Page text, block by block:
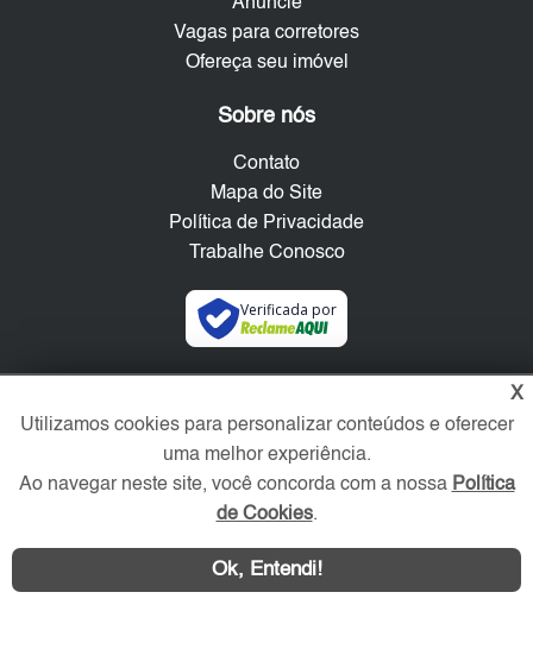
Anuncie
Vagas para corretores
Ofereça seu imóvel
Sobre nós
Contato
Mapa do Site
Política de Privacidade
Trabalhe Conosco
Verificada por
X
Utilizamos cookies para personalizar conteúdos e oferecer
uma melhor experiência.
Ao navegar neste site, você concorda com a nossa Política
de Cookies.
Ok, Entendi!